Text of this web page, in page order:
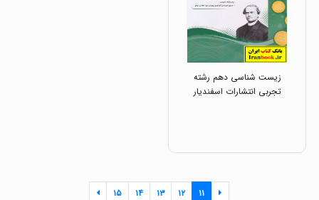
زیست شناسی دهم رشته
تجربی انتشارات اسفندیار
۱۱ ۱۲ ۱۳ ۱۴ ۱۵